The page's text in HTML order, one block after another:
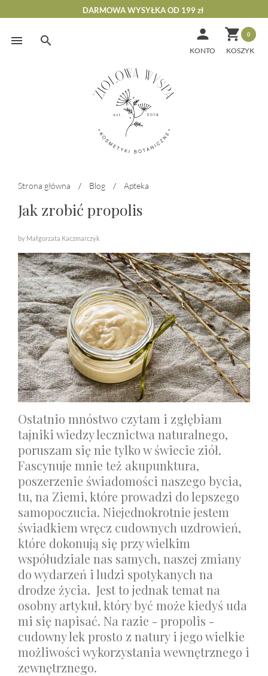
Skip
DARMOWA WYSYŁKA OD 199 zł
 0

KONTO
Strona główna / Blog / Apteka
Jak zrobić propolis
by Małgorzata Kaczmarczyk
Ostatnio mnóstwo czytam i zgłębiam
tajniki wiedzy lecznictwa naturalnego,
poruszam się nie tylko w świecie ziół.
Fascynuje mnie też akupunktura,
poszerzenie świadomości naszego bycia,
tu, na Ziemi, które prowadzi do lepszego
samopoczucia. Niejednokrotnie jestem
świadkiem wręcz cudownych uzdrowień,
które dokonują się przy wielkim
współudziale nas samych, naszej zmiany
do wydarzeń i ludzi spotykanych na
drodze życia. Jest to jednak temat na
osobny artykuł, który być może kiedyś uda
mi się napisać. Na razie - propolis -
cudowny lek prosto z natury i jego wielkie
możliwości wykorzystania wewnętrznego i
zewnętrznego.